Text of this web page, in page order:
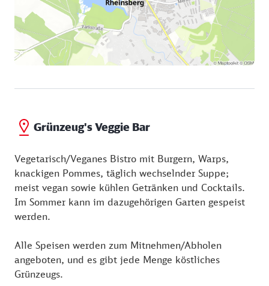
Grünzeug's Veggie Bar
Vegetarisch/Veganes Bistro mit Burgern, Warps,
knackigen Pommes, täglich wechselnder Suppe;
meist vegan sowie kühlen Getränken und Cocktails.
Im Sommer kann im dazugehörigen Garten gespeist
werden.
Alle Speisen werden zum Mitnehmen/Abholen
angeboten, und es gibt jede Menge köstliches
Grünzeugs.